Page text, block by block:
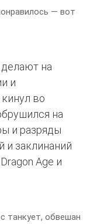
— вот
на
и
во
на
и разряды
и заклинаний
Age и
танкует, обвешан